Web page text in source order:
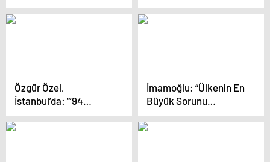
Başkan Adayı Buğra
Kavuncu: ‘Seçimin
araştırma önergesi
reddedildi
Özgür Özel,
İstanbul’da: “’94
Ruhuyla’ Diyorlar.
İmamoğlu: “Ülkenin En
Büyük Sorunu
Ekonomik Kriz. 14
Sene Önce 200 Lira,